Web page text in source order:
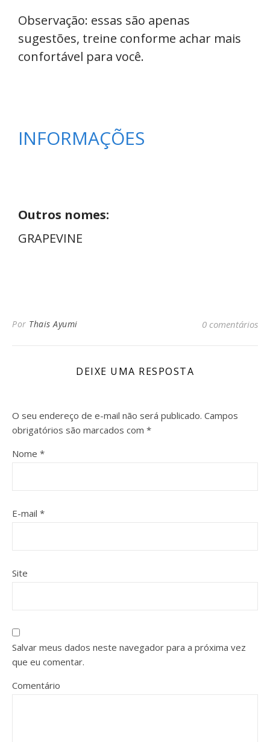
Observação: essas são apenas
sugestões, treine conforme achar mais
confortável para você.
INFORMAÇÕES
Outros nomes:
GRAPEVINE
Por Thais Ayumi 0 comentários
DEIXE UMA RESPOSTA
O seu endereço de e-mail não será publicado. Campos
obrigatórios são marcados com *
Nome *
E-mail *
Site
Salvar meus dados neste navegador para a próxima vez
que eu comentar.
Comentário